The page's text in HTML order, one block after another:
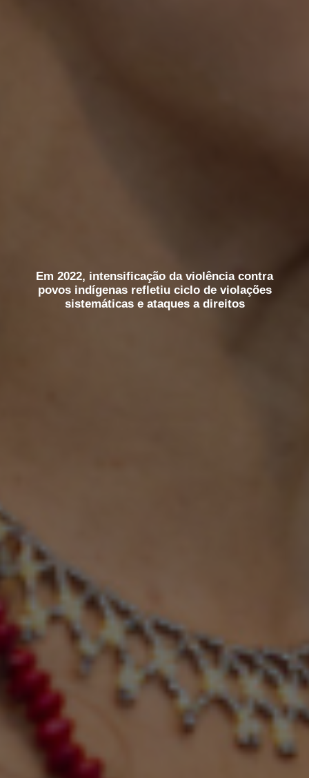
Em 2022, intensificação da violência contra
povos indígenas refletiu ciclo de violações
sistemáticas e ataques a direitos